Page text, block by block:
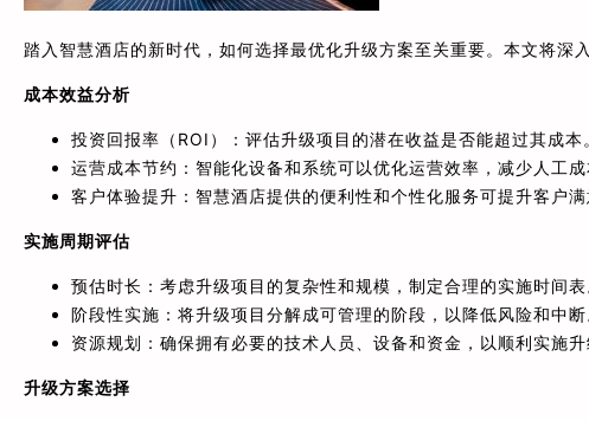
踏入智慧酒店的新时代，如何选择最优化升级方案至关重要。本文将深
成本效益分析
投资回报率（ROI）：评估升级项目的潜在收益是否能超过其成本
运营成本节约：智能化设备和系统可以优化运营效率，减少人工成
客户体验提升：智慧酒店提供的便利性和个性化服务可提升客户满
实施周期评估
预估时长：考虑升级项目的复杂性和规模，制定合理的实施时间表
阶段性实施：将升级项目分解成可管理的阶段，以降低风险和中断
资源规划：确保拥有必要的技术人员、设备和资金，以顺利实施升
升级方案选择